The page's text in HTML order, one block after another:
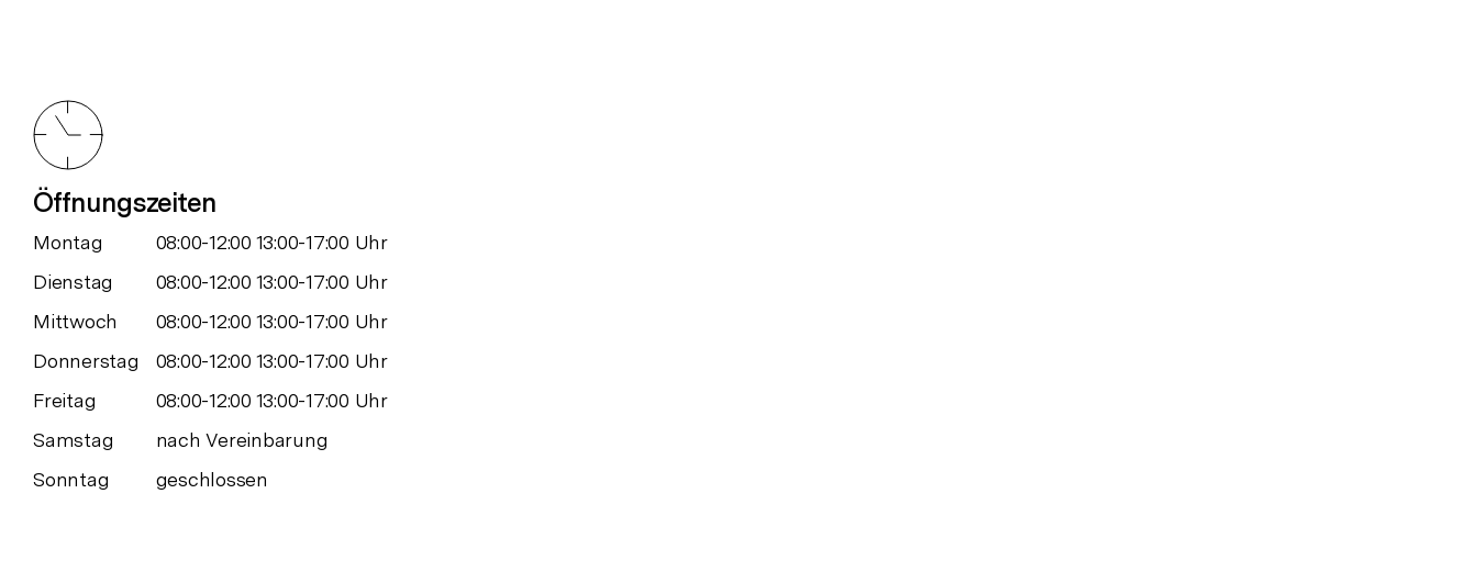
Öffnungszeiten
Montag
08:00-12:00 13:00-17:00 Uhr
Dienstag
08:00-12:00 13:00-17:00 Uhr
Mittwoch
08:00-12:00 13:00-17:00 Uhr
Donnerstag
08:00-12:00 13:00-17:00 Uhr
Freitag
08:00-12:00 13:00-17:00 Uhr
Samstag
nach Vereinbarung
Sonntag
geschlossen